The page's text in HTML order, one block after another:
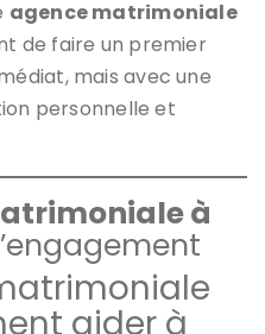
agence matrimoniale
de faire un premier
mais avec une
personnelle et
à
aider à